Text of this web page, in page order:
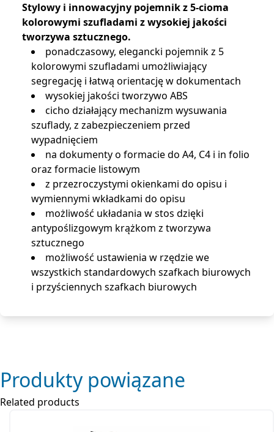
Stylowy i innowacyjny pojemnik z 5-cioma
kolorowymi szufladami z wysokiej jakości
tworzywa sztucznego.
ponadczasowy, elegancki pojemnik z 5
kolorowymi szufladami umożliwiający
segregację i łatwą orientację w dokumentach
wysokiej jakości tworzywo ABS
cicho działający mechanizm wysuwania
szuflady, z zabezpieczeniem przed
wypadnięciem
na dokumenty o formacie do A4, C4 i in folio
oraz formacie listowym
z przezroczystymi okienkami do opisu i
wymiennymi wkładkami do opisu
możliwość układania w stos dzięki
antypoślizgowym krążkom z tworzywa
sztucznego
możliwość ustawienia w rzędzie we
wszystkich standardowych szafkach biurowych
i przyściennych szafkach biurowych
Produkty powiązane
Related products